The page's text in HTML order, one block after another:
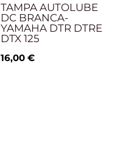
TAMPA AUTOLUBE
DC BRANCA-
YAMAHA DTR DTRE
DTX 125
16,00 €